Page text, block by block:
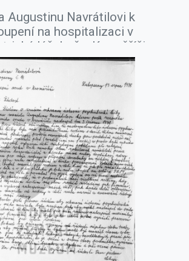
Augustinu Navrátilovi k
na hospitalizaci v
léčebně v Kroměříži,
březen 1978.